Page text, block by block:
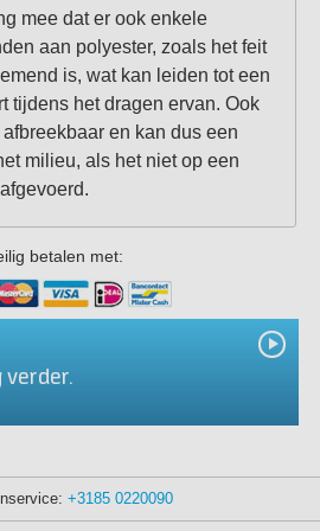
mee dat er ook enkele
aan polyester, zoals het feit
is, wat kan leiden tot een
tijdens het dragen ervan. Ook
en kan dus een
milieu, als het niet op een
betalen met:
verder.
+3185 0220090